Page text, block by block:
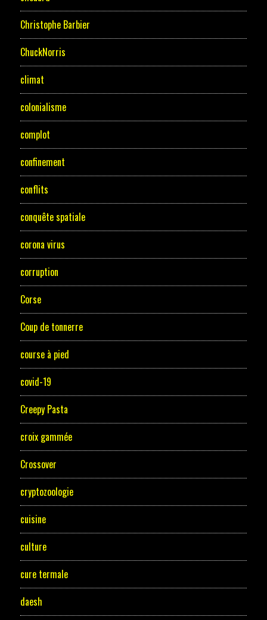
Christophe Barbier
ChuckNorris
climat
colonialisme
complot
confinement
conflits
conquête spatiale
corona virus
corruption
Corse
Coup de tonnerre
course à pied
covid-19
Creepy Pasta
croix gammée
Crossover
cryptozoologie
cuisine
culture
cure termale
daesh